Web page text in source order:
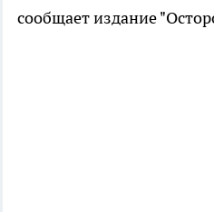
сообщает издание